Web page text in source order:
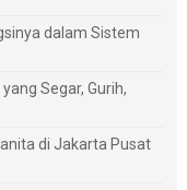
dalam Sistem
Segar, Gurih,
di Jakarta Pusat